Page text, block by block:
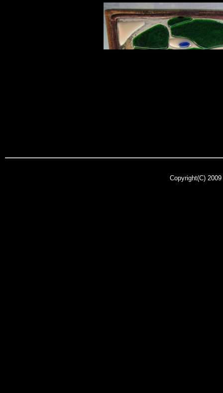
Copyright(C)